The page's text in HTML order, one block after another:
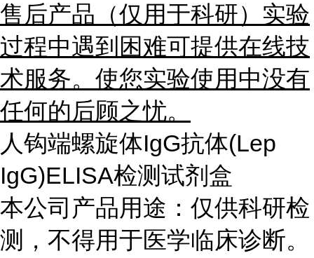
售后产品（仅用于科研）实验
过程中遇到困难可提供在线技
术服务。使您实验使用中没有
任何的后顾之忧。
人钩端螺旋体IgG抗体(Lep
IgG)ELISA检测试剂盒
本公司产品用途：仅供科研检
测，不得用于医学临床诊断。